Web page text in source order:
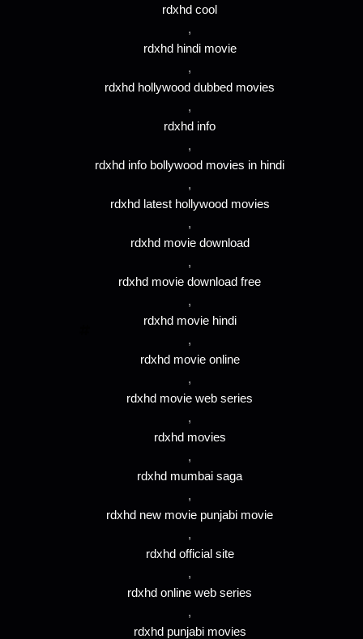
rdxhd cool
,
rdxhd hindi movie
,
rdxhd hollywood dubbed movies
,
rdxhd info
,
rdxhd info bollywood movies in hindi
,
rdxhd latest hollywood movies
,
rdxhd movie download
,
rdxhd movie download free
,
rdxhd movie hindi
,
rdxhd movie online
,
rdxhd movie web series
,
rdxhd movies
,
rdxhd mumbai saga
,
rdxhd new movie punjabi movie
,
rdxhd official site
,
rdxhd online web series
,
rdxhd punjabi movies